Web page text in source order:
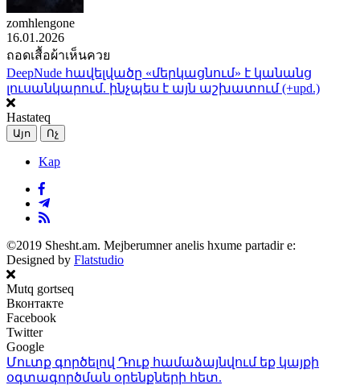
zomhlengone
16.01.2026
ถอดเสื้อผ้าเห็นควย
DeepNude հավելվածը «մերկացնում» է կանանց
լուսանկարում. ինչպես է այն աշխատում (+upd.)
Hastateq
Այո Ոչ
Kap
©2019 Shesht.am. Mejberumner anelis hxume partadir e:
Designed by Flatstudio
Mutq gortseq
Вконтакте
Facebook
Twitter
Google
Մուտք գործելով Դուք համաձայնվում եք կայքի
օգտագործման օրենքների հետ.